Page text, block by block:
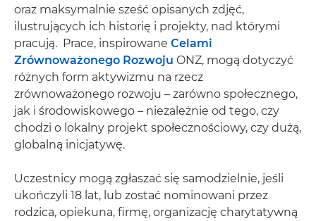
oraz maksymalnie sześć opisanych zdjęć,
ilustrujących ich historię i projekty, nad którymi
pracują. Prace, inspirowane Celami
Zrównoważonego Rozwoju ONZ, mogą dotyczyć
różnych form aktywizmu na rzecz
zrównoważonego rozwoju – zarówno społecznego,
jak i środowiskowego – niezależnie od tego, czy
chodzi o lokalny projekt społecznościowy, czy dużą,
globalną inicjatywę.
Uczestnicy mogą zgłaszać się samodzielnie, jeśli
ukończyli 18 lat, lub zostać nominowani przez
rodzica, opiekuna, firmę, organizację charytatywną